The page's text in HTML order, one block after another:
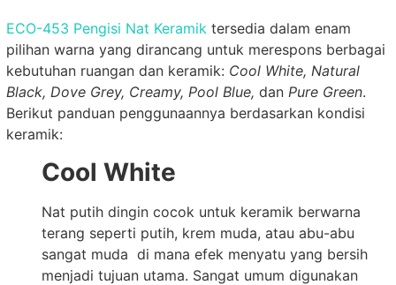
ECO-453 Pengisi Nat Keramik tersedia dalam enam
pilihan warna yang dirancang untuk merespons berbagai
kebutuhan ruangan dan keramik: Cool White, Natural
Black, Dove Grey, Creamy, Pool Blue, dan Pure Green.
Berikut panduan penggunaannya berdasarkan kondisi
keramik:
Cool White
Nat putih dingin cocok untuk keramik berwarna
terang seperti putih, krem muda, atau abu-abu
sangat muda di mana efek menyatu yang bersih
menjadi tujuan utama. Sangat umum digunakan